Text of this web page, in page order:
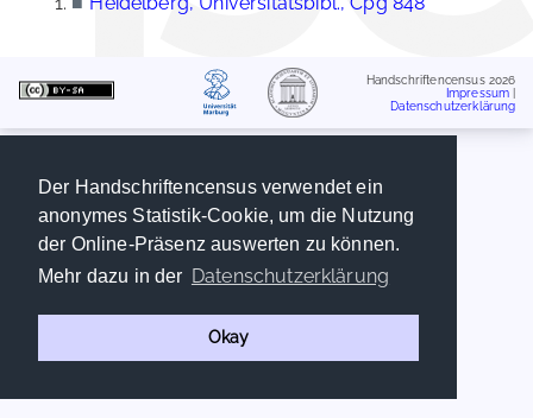
Der Handschriftencensus verwendet ein
anonymes Statistik-Cookie, um die Nutzung
der Online-Präsenz auswerten zu können.
Mehr dazu in der Datenschutzerklärung
Okay
Handschriftencensus 2026
Impressum
Datenschutzerklärung